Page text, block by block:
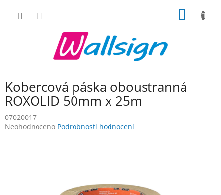
Kobercová páska oboustranná
ROXOLID 50mm x 25m
07020017
Průměrné
Neohodnoceno Podrobnosti hodnocení